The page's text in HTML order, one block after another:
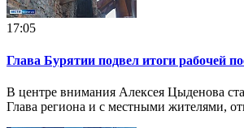
17:05
Глава Бурятии подвел итоги рабочей
В центре внимания Алексея Цыденова
Глава региона и с местными жителями,